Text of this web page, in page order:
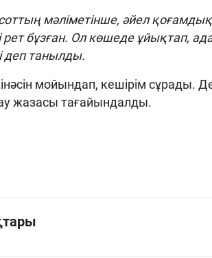
мәліметінше, әйел
рет бұзған. Ол көшеде ұйықтап,
деп танылды.
мойындап, кешірім сұрады.
жазасы тағайындалды.